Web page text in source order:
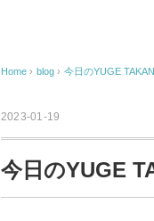
Home › blog › 今日のYUGE
2023-01-19
今日のYUGE